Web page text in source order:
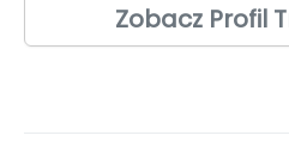
Zobacz Profil